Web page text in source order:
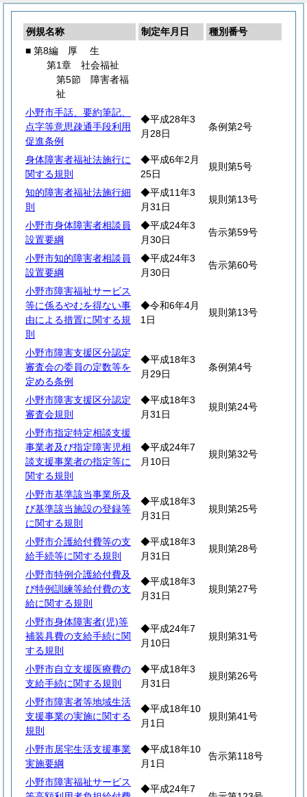
例規名称 制定年月日
種別番号
■ 第8編 厚 生
第1章 社会福祉
第5節 障害者福
祉
小野市手話、要約筆記、
点字等意思疎通手段利用
促進条例
◆平成28年3
月28日
条例第2号
身体障害者福祉法施行に
関する規則
◆平成6年2月
25日
規則第5号
知的障害者福祉法施行細
則
◆平成11年3
月31日
規則第13号
小野市身体障害者相談員
設置要綱
◆平成24年3
月30日
告示第59号
小野市知的障害者相談員
設置要綱
◆平成24年3
月30日
告示第60号
小野市障害福祉サービス
等に係るやむを得ない事
由による措置に関する規
則
◆令和6年4月
1日
規則第13号
小野市障害支援区分認定
審査会の委員の定数等を
定める条例
◆平成18年3
月29日
条例第4号
小野市障害支援区分認定
審査会規則
◆平成18年3
月31日
規則第24号
小野市指定特定相談支援
事業者及び指定障害児相
談支援事業者の指定等に
関する規則
◆平成24年7
月10日
規則第32号
小野市基準該当事業所及
び基準該当施設の登録等
に関する規則
◆平成18年3
月31日
規則第25号
小野市介護給付費等の支
給手続等に関する規則
◆平成18年3
月31日
規則第28号
小野市特例介護給付費及
び特例訓練等給付費の支
給に関する規則
◆平成18年3
月31日
規則第27号
小野市身体障害者(児)等
補装具費の支給手続に関
する規則
◆平成24年7
月10日
規則第31号
小野市自立支援医療費の
支給手続に関する規則
◆平成18年3
月31日
規則第26号
小野市障害者等地域生活
支援事業の実施に関する
規則
◆平成18年10
月1日
規則第41号
小野市居宅生活支援事業
実施要綱
◆平成18年10
月1日
告示第118号
小野市障害福祉サービス
◆平成24年7